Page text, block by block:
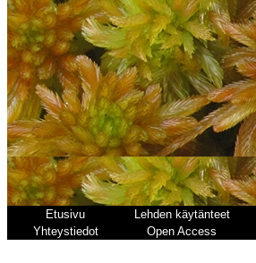
Etusivu Lehden käytänteet
Yhteystiedot
Open Access